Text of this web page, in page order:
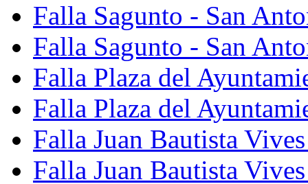
Falla Sagunto - San
Falla Sagunto - San
Falla Plaza del
Falla Plaza del
Falla Juan Bautista
Falla Juan Bautista